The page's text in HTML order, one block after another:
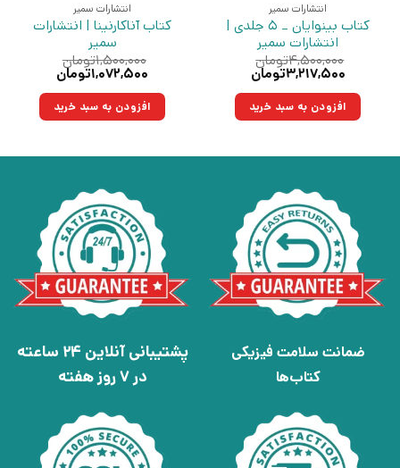
انتشارات سمیر
کتاب بینوایان _ 5 جلدی |
انتشارات سمیر
۴,۵۰۰,۰۰۰تومان
قیمت
۴,۵۰۰,۰۰۰تومان
بود.
۳,۲۱۷,۵۰۰تومان
۳,۲۱۷,۵۰۰تومان. افزودن به سبد خرید
انتشارات سمیر
کتاب آناکارنینا | انتشارات
سمیر
۱,۵۰۰,۰۰۰تومان
قیمت
۱,۵۰۰,۰۰۰تومان
بود.
۱,۰۷۲,۵۰۰تومان
۱,۰۷۲,۵۰۰تومان. افزودن به سبد خرید
ضمانت سلامت فیزیکی
کتاب‌ها
پشتیبانی آنلاین 24 ساعته
در 7 روز هفته